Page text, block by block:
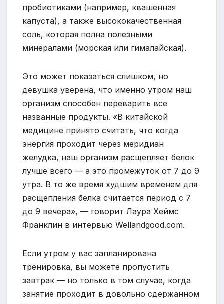
пробиотиками (например, квашенная
капуста), а также высококачественная
соль, которая полна полезными
минералами (морская или гималайская).
Это может показаться слишком, но
девушка уверена, что именно утром наш
организм способен переварить все
названные продукты. «В китайской
медицине принято считать, что когда
энергия проходит через меридиан
желудка, наш организм расщепляет белок
лучше всего — а это промежуток от 7 до 9
утра. В то же время худшим временем для
расщепления белка считается период с 7
до 9 вечера», — говорит Лаура Хеймс
Франклин в интервью Wellandgood.сom.
Если утром у вас запланирована
тренировка, вы можете пропустить
завтрак — но только в том случае, когда
занятие проходит в довольно сдержанном